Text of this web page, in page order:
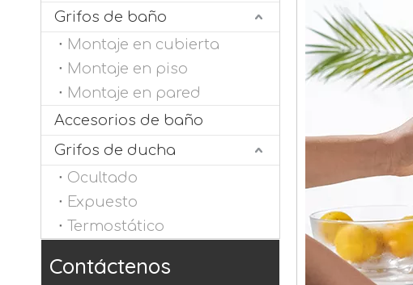
Grifos de baño
Montaje en cubierta
Montaje en piso
Montaje en pared
Accesorios de baño
Grifos de ducha
Ocultado
Expuesto
Termostático
Contáctenos